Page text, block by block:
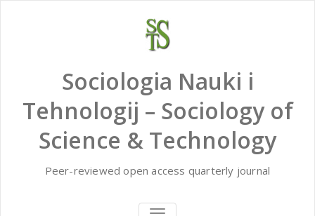
Sociologia Nauki i
Tehnologij – Sociology of
Science & Technology
Peer-reviewed open access quarterly journal
TOGGLE